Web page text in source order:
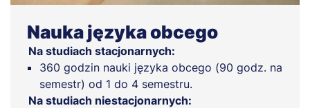
Nauka języka obcego
Na studiach stacjonarnych:
360 godzin nauki języka obcego (90 godz. na
semestr) od 1 do 4 semestru.
Na studiach niestacjonarnych: